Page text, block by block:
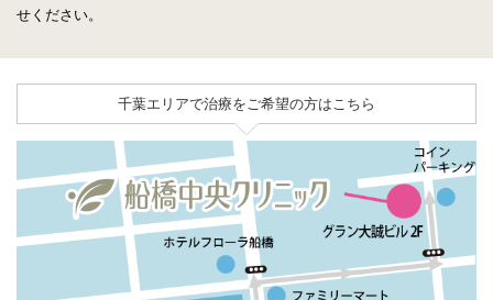
せください。
千葉エリアで治療をご希望の方はこちら